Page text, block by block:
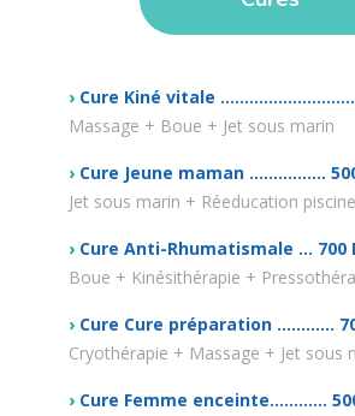
›Cure Kiné vitale
Massage + Boue + Jet sous marin
›Cure Jeune maman ................
Jet sous marin + Réeducation
›Cure Anti-Rhumatismale ... 700
Boue + Kinésithérapie +
›Cure Cure préparation ............
Cryothérapie + Massage + Jet sous
›Cure Femme enceinte............